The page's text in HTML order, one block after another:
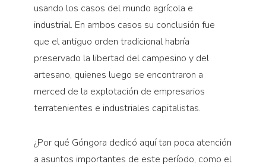
usando los casos del mundo agrícola e
industrial. En ambos casos su conclusión fue
que el antiguo orden tradicional habría
preservado la libertad del campesino y del
artesano, quienes luego se encontraron a
merced de la explotación de empresarios
terratenientes e industriales capitalistas.
¿Por qué Góngora dedicó aquí tan poca atención
a asuntos importantes de este período, como el